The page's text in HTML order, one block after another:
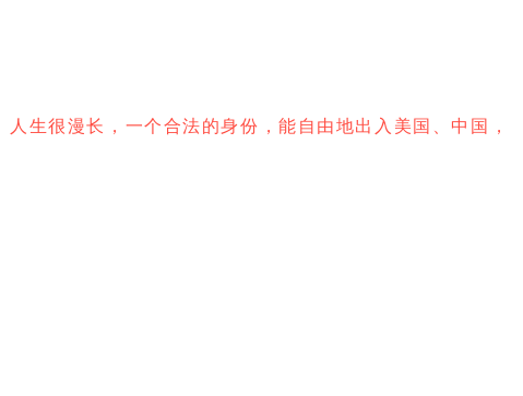
人生很漫长，一个合法的身份，能自由地出入美国、中国，